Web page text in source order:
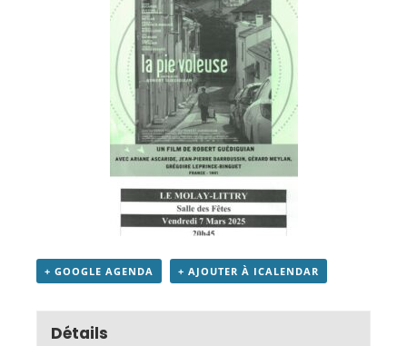
+ GOOGLE AGENDA + AJOUTER À ICALENDAR
Détails